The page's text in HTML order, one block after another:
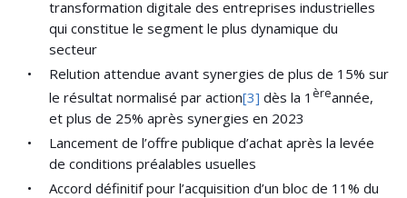
transformation digitale des entreprises industrielles
qui constitue le segment le plus dynamique du
secteur
Relution attendue avant synergies de plus de 15% sur
le résultat normalisé par action[3] dès la 1 èreannée,
et plus de 25% après synergies en 2023
Lancement de l’offre publique d’achat après la levée
de conditions préalables usuelles
Accord définitif pour l’acquisition d’un bloc de 11% du